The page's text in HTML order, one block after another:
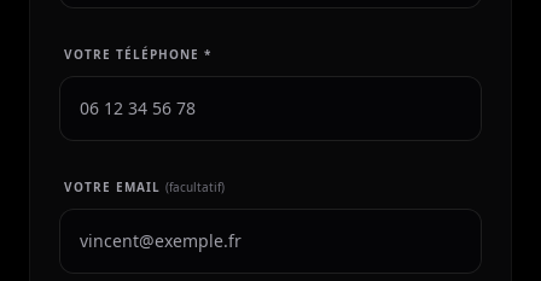
VOTRE TÉLÉPHONE *
VOTRE EMAIL (facultatif)